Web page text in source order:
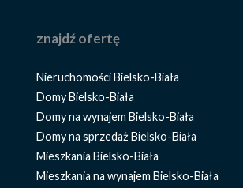
znajdź ofertę
Nieruchomości Bielsko-Biała
Domy Bielsko-Biała
Domy na wynajem Bielsko-Biała
Domy na sprzedaż Bielsko-Biała
Mieszkania Bielsko-Biała
Mieszkania na wynajem Bielsko-Biała